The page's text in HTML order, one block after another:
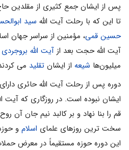
پس از ایشان جمع کثیرى از مقلدین
تا این که با رحلت آیت الله سید
حسین قمى، مؤمنین از سراسر جهان
آیت الله حجت بعد از آیت الله بروجردى
میلیون‌ها شیعه از ایشان تقلید مى
دوره پس از رحلت آیت الله حائرى
ایشان نبوده است. در روزگارى که آیت
قم را بنا نهاد و بر کالبد نیم جان آن
سخت ترین روزهاى علماى اسلام و
این دوره حوزه مستقیماً در معرض